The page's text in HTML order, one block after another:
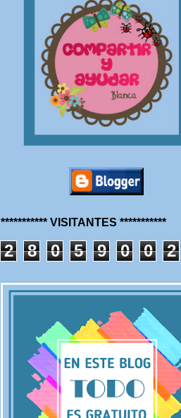
*********** VISITANTES ***********
2 8 0 5 9 0 0 2